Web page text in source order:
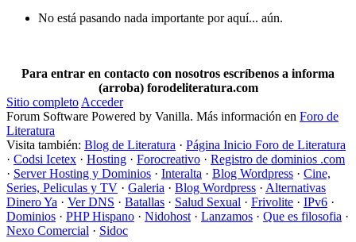
No está pasando nada importante por aquí... aún.
Para entrar en contacto con nosotros escríbenos a informa
(arroba) forodeliteratura.com
Sitio completo Acceder
Forum Software Powered by Vanilla. Más información en Foro de
Literatura
Visita también: Blog de Literatura · Página Inicio Foro de Literatura
· Codsi Icetex · Hosting · Forocreativo · Registro de dominios .com
· Server Hosting y Dominios · Interalta · Blog Wordpress · Cine,
Series, Peliculas y TV · Galeria · Blog Wordpress · Alternativas
Dinero Ya · Ver DNS · Batallas · Salud Sexual · Frivolite · IPv6 ·
Dominios · PHP Hispano · Nidohost · Lanzamos · Que es filosofia ·
Nexo Comercial · Sidoc